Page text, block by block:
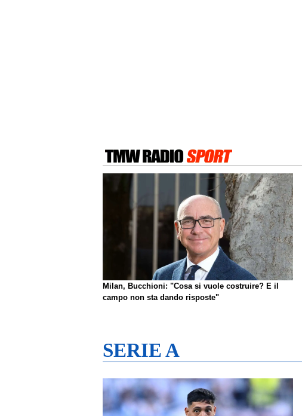
Milan, Bucchioni: "Cosa si vuole costruire? E il
campo non sta dando risposte"
SERIE A